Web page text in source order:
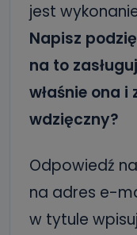
jest
Napisz
na to
właśnie ona i
wdzięczny?
Odpowiedź
na adres e-
w tytule